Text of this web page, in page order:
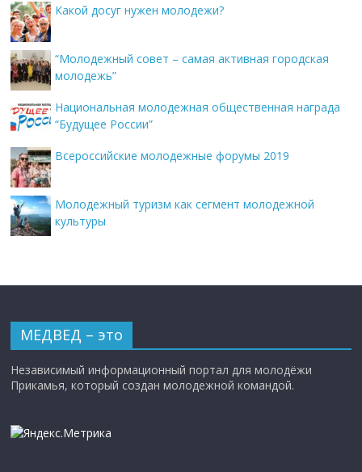
Какой досуг нужен молодежи?
“Молодежный совет – самая активная городская
молодежь”
Национальная молодежная общественная награда
“Будущее России”
Всероссийские молодежные форумы 2019
Молодежный туризм как сегмент молодежной
культуры
МЕДВЕД – это
Независимый информационный портал для молодёжи
Прикамья, который создан молодежной командой.